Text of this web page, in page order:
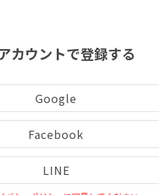
カウントで登録する
Google
Facebook
LINE